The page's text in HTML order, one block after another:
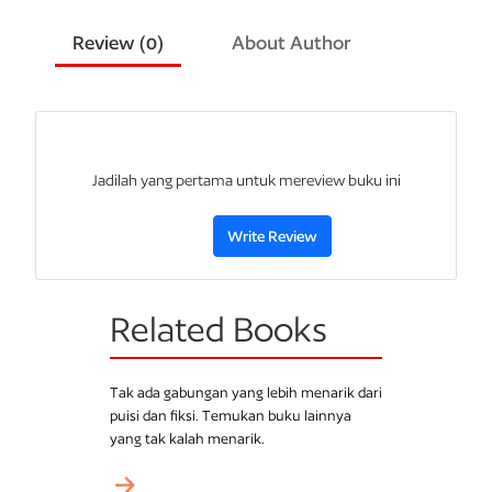
dari pelukan satu wanita ke pelukan wanita lain sebenarnya
mengenai cinta terpendam sang earl?
Review (0) About Author
Jadilah yang pertama untuk mereview buku ini
Write Review
Related Books
Tak ada gabungan yang lebih menarik dari
puisi dan fiksi. Temukan buku lainnya
yang tak kalah menarik.